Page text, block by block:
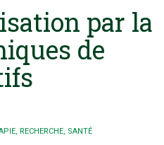
par la
de
, RECHERCHE, SANTÉ